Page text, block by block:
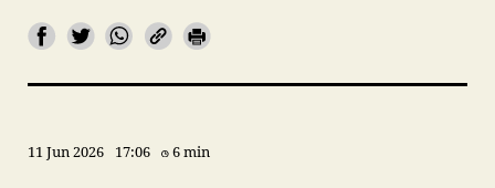
11 Jun 2026 17:06 6 min